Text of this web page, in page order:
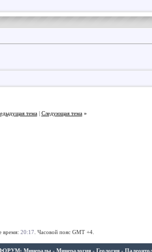
тема| Следующая тема »
время: 20:17 . Часовой пояс GMT +4.
Минералы - Минералогия - Геология -